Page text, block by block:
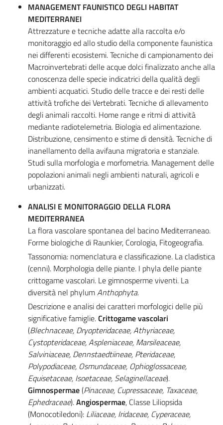
MANAGEMENT FAUNISTICO DEGLI HABITAT
MEDITERRANEI
Attrezzature e tecniche adatte alla raccolta e/o
monitoraggio ed allo studio della componente faunistica
nei differenti ecosistemi. Tecniche di campionamento dei
Macroinvertebrati delle acque dolci finalizzato anche alla
conoscenza delle specie indicatrici della qualità degli
ambienti acquatici. Studio delle tracce e dei resti delle
attività trofiche dei Vertebrati. Tecniche di allevamento
degli animali raccolti. Home range e ritmi di attività
mediante radiotelemetria. Biologia ed alimentazione.
Distribuzione, censimento e stime di densità. Tecniche di
inanellamento della avifauna migratoria e stanziale.
Studi sulla morfologia e morfometria. Management delle
popolazioni animali negli ambienti naturali, agricoli e
urbanizzati.
ANALISI E MONITORAGGIO DELLA FLORA
MEDITERRANEA
La flora vascolare spontanea del bacino Mediterraneao.
Forme biologiche di Raunkier, Corologia, Fitogeografia.
Tassonomia: nomenclatura e classificazione. La cladistica
(cenni). Morphologia delle piante. I phyla delle piante
crittogame vascolari. Le gimnosperme viventi. La
diversità nel phylumAnthophyta.
Descrizione e analisi dei caratteri morfologici delle più
significative famiglie.Crittogame vascolari
(Blechnaceae, Dryopteridaceae, Athyriaceae,
Cystopteridaceae, Aspleniaceae, Marsileaceae,
Salviniaceae, Dennstaedtiineae, Pteridaceae,
Polypodiaceae, Osmundaceae, Ophioglossaceae,
Equisetaceae, Isoetaceae, Selaginellaceae).
Gimnospermae(Pinaceae, Cupressaceae, Taxaceae,
Ephedraceae).Angiospermae, Classe Liliopsida
(Monocotiledoni): Liliaceae, Iridaceae, Cyperaceae,